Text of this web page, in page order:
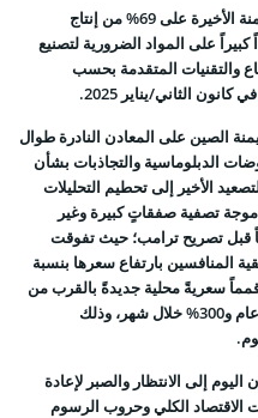
ينبع هذا الخلاف بين ترامب والصين من هيمنة الأخيرة على 69% من إنتاج
ما يمنحها نفوذاً كبيراً على المواد الضرورية لتصنيع
والتقنيات المتقدمة بحسب
في كانون الثاني/يناير 2025.
الصين على المعادن النادرة طوال
الدبلوماسية والتجاذبات بشأن
الأخير إلى تحطيم التحليلات
موجة تصفية صفقاتٍ كبيرة وغير
قبل تصريح ترامب؛ حيث تفوقت
المنافسين بارتفاع سعرها بنسبة
سعريةً محلية جديدةً بالقرب من
إلى الانتظار والصبر لإعادة
الكلي وحروب الرسوم